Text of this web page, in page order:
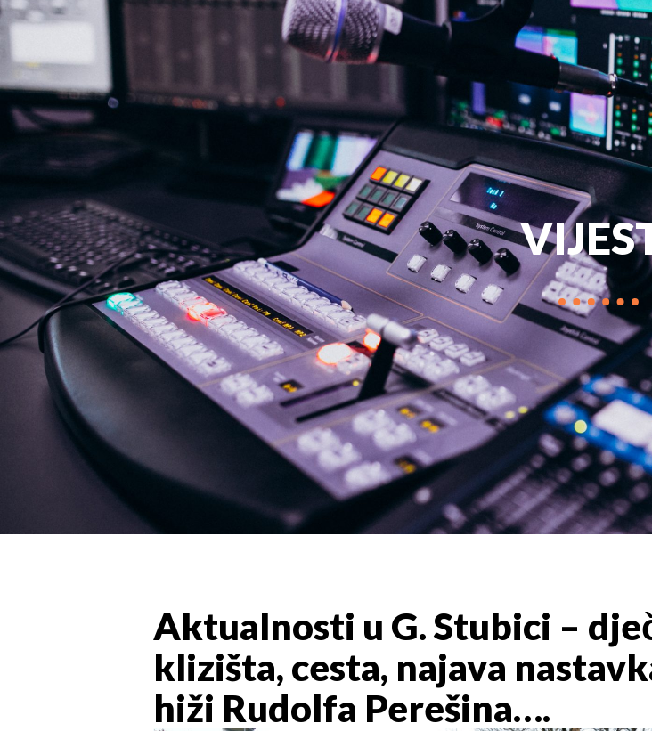
NASLOVNA VIJESTI PROGRAM
Aktualnosti u G. Stubici –
klizišta, cesta, najava
hiži Rudolfa Perešina….